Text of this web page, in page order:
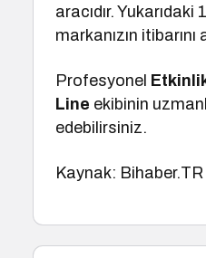
aracıdır.
markanızın
Profesyonel
Line ekibinin
edebilirsiniz.
Kaynak: